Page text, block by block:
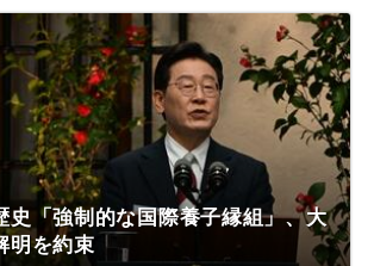
史「強制的な国際養子縁組」、大
明を約束